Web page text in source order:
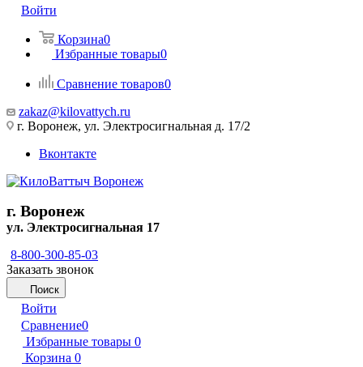
Войти
Корзина0
Избранные товары0
Сравнение товаров0
zakaz@kilovattych.ru
г. Воронеж, ул. Электросигнальная д. 17/2
Вконтакте
г. Воронеж
ул. Электросигнальная 17
8-800-300-85-03
Заказать звонок
Поиск
Войти
Сравнение0
Избранные товары 0
Корзина 0